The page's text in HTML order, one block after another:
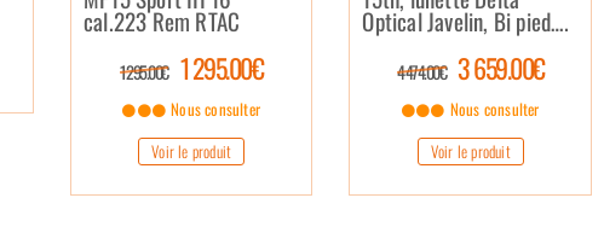
cal.223 Rem RTAC
1 295.00€ 1 295.00€
Nous consulter
Voir le produit
Optical Javelin, Bi pied….
4 474.00€ 3 659.00€
Nous consulter
Voir le produit